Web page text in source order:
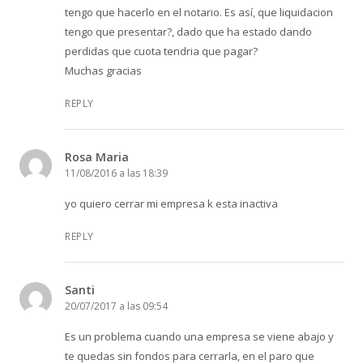
tengo que hacerlo en el notario. Es así, que liquidacion
tengo que presentar?, dado que ha estado dando
perdidas que cuota tendria que pagar?
Muchas gracias
REPLY
Rosa Maria
11/08/2016 a las 18:39
yo quiero cerrar mi empresa k esta inactiva
REPLY
Santi
20/07/2017 a las 09:54
Es un problema cuando una empresa se viene abajo y
te quedas sin fondos para cerrarla, en el paro que